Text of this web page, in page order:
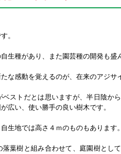
。
生種があり、また園芸種の開発も盛
な感動を覚えるのが、在来のアジサ
ベストだとは思いますが、半日陰か
広い、使い勝手の良い樹木です。
生地では高さ４ｍのものもあります
落葉樹と組み合わせて、庭園樹とし